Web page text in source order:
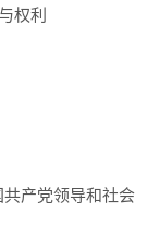
权利
共产党领导和社会